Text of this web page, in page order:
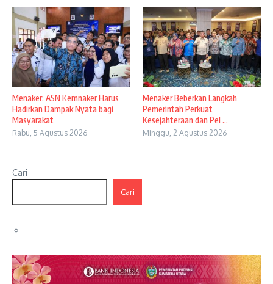
Menaker: ASN Kemnaker Harus
Hadirkan Dampak Nyata bagi
Masyarakat
Rabu, 5 Agustus 2026
Menaker Beberkan Langkah
Pemerintah Perkuat
Kesejahteraan dan Pel ...
Minggu, 2 Agustus 2026
Cari
Cari